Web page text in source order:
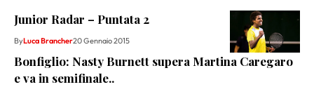
Junior Radar – Puntata 2
ByLuca Brancher20 Gennaio 2015
Bonfiglio: Nasty Burnett supera Martina Caregaro
e va in semifinale..